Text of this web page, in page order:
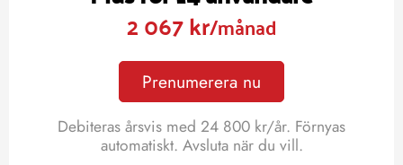
2 067 kr/månad
Prenumerera nu
Debiteras årsvis med 24 800 kr/år. Förnyas
automatiskt. Avsluta när du vill.